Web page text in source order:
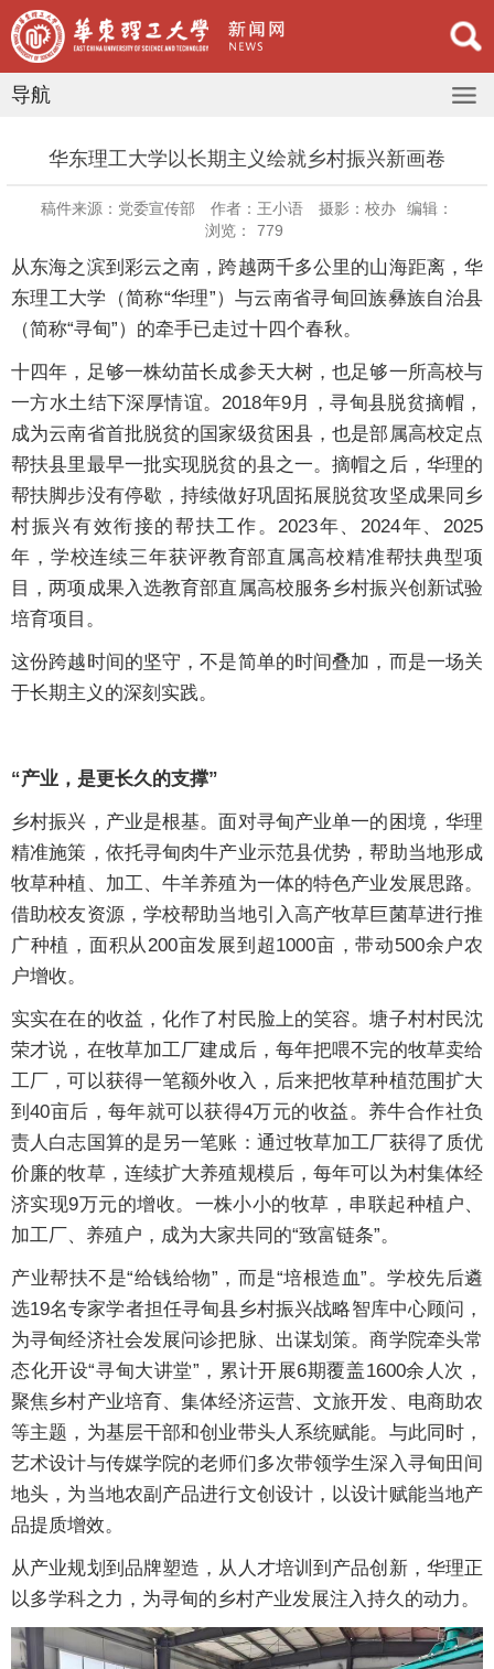
导航
华东理工大学以长期主义绘就乡村振兴新画卷
稿件来源：党委宣传部 作者：王小语 摄影：校办
编辑：
浏览：
779
从东海之滨到彩云之南，跨越两千多公里的山海距离，华
东理工大学（简称“华理”）与云南省寻甸回族彝族自治县
（简称“寻甸”）的牵手已走过十四个春秋。
十四年，足够一株幼苗长成参天大树，也足够一所高校与
一方水土结下深厚情谊。2018年9月，寻甸县脱贫摘帽，
成为云南省首批脱贫的国家级贫困县，也是部属高校定点
帮扶县里最早一批实现脱贫的县之一。摘帽之后，华理的
帮扶脚步没有停歇，持续做好巩固拓展脱贫攻坚成果同乡
村振兴有效衔接的帮扶工作。2023年、2024年、2025
年，学校连续三年获评教育部直属高校精准帮扶典型项
目，两项成果入选教育部直属高校服务乡村振兴创新试验
培育项目。
这份跨越时间的坚守，不是简单的时间叠加，而是一场关
于长期主义的深刻实践。
“产业，是更长久的支撑”
乡村振兴，产业是根基。面对寻甸产业单一的困境，华理
精准施策，依托寻甸肉牛产业示范县优势，帮助当地形成
牧草种植、加工、牛羊养殖为一体的特色产业发展思路。
借助校友资源，学校帮助当地引入高产牧草巨菌草进行推
广种植，面积从200亩发展到超1000亩，带动500余户农
户增收。
实实在在的收益，化作了村民脸上的笑容。塘子村村民沈
荣才说，在牧草加工厂建成后，每年把喂不完的牧草卖给
工厂，可以获得一笔额外收入，后来把牧草种植范围扩大
到40亩后，每年就可以获得4万元的收益。养牛合作社负
责人白志国算的是另一笔账：通过牧草加工厂获得了质优
价廉的牧草，连续扩大养殖规模后，每年可以为村集体经
济实现9万元的增收。一株小小的牧草，串联起种植户、
加工厂、养殖户，成为大家共同的“致富链条”。
产业帮扶不是“给钱给物”，而是“培根造血”。学校先后遴
选19名专家学者担任寻甸县乡村振兴战略智库中心顾问，
为寻甸经济社会发展问诊把脉、出谋划策。商学院牵头常
态化开设“寻甸大讲堂”，累计开展6期覆盖1600余人次，
聚焦乡村产业培育、集体经济运营、文旅开发、电商助农
等主题，为基层干部和创业带头人系统赋能。与此同时，
艺术设计与传媒学院的老师们多次带领学生深入寻甸田间
地头，为当地农副产品进行文创设计，以设计赋能当地产
品提质增效。
从产业规划到品牌塑造，从人才培训到产品创新，华理正
以多学科之力，为寻甸的乡村产业发展注入持久的动力。